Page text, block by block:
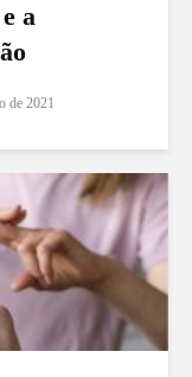
a
de 2021